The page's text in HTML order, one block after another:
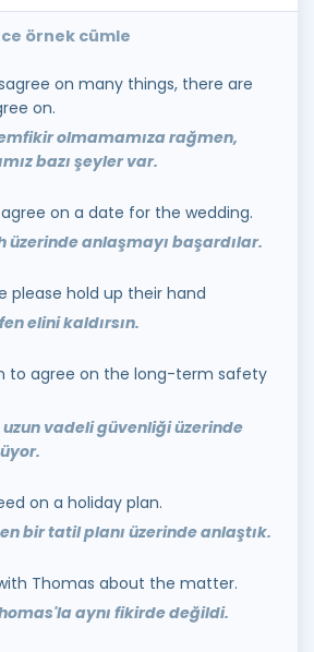
örnek cümle
on many things, there are
on.
olmamamıza rağmen,
bazı şeyler var.
on a date for the wedding.
üzerinde anlaşmayı başardılar.
please hold up their hand
elini kaldırsın.
to agree on the long-term safety
uzun vadeli güvenliği üzerinde
on a holiday plan.
bir tatil planı üzerinde anlaştık.
Thomas about the matter.
aynı fikirde değildi.